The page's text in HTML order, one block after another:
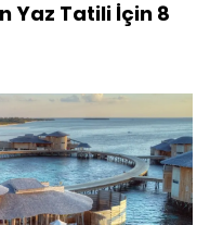
Yaz Tatili İçin 8